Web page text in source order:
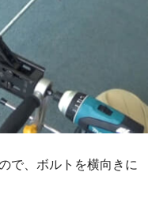
で、ボルトを横向きに